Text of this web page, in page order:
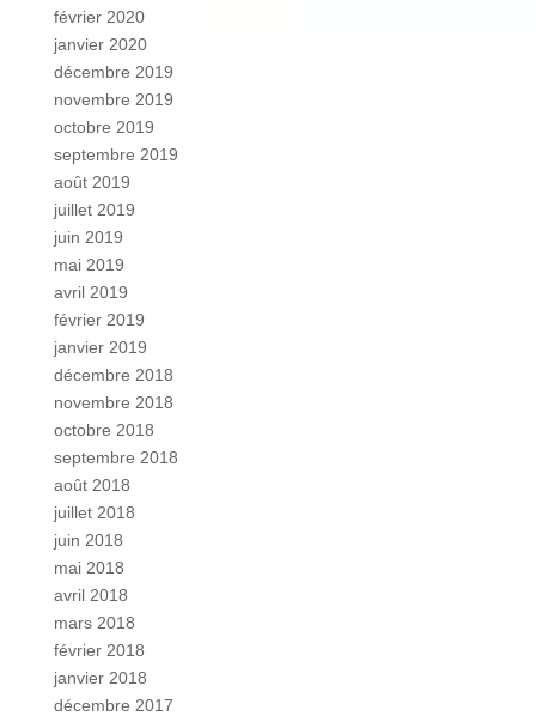
février 2020
janvier 2020
décembre 2019
novembre 2019
octobre 2019
septembre 2019
août 2019
juillet 2019
juin 2019
mai 2019
avril 2019
février 2019
janvier 2019
décembre 2018
novembre 2018
octobre 2018
septembre 2018
août 2018
juillet 2018
juin 2018
mai 2018
avril 2018
mars 2018
février 2018
janvier 2018
décembre 2017